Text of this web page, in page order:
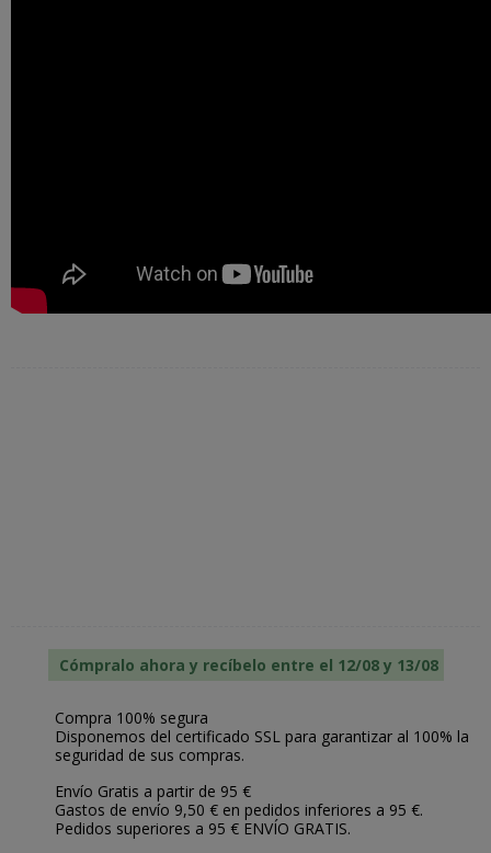
Cómpralo ahora y recíbelo entre el 12/08 y 13/08
Compra 100% segura
Disponemos del certificado SSL para garantizar al 100% la
seguridad de sus compras.
Envío Gratis a partir de 95 €
Gastos de envío 9,50 € en pedidos inferiores a 95 €.
Pedidos superiores a 95 € ENVÍO GRATIS.